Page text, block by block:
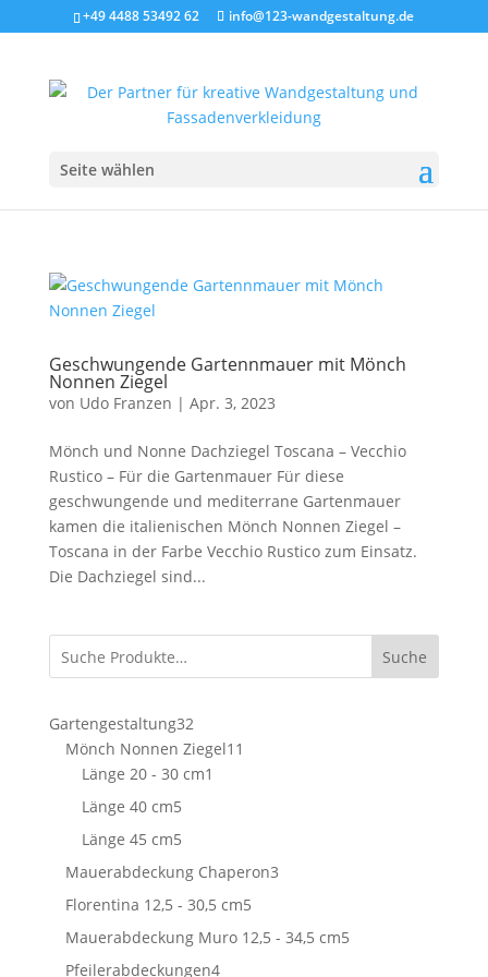
+49 4488 53492 62 info@123-wandgestaltung.de
Seite wählen
Geschwungende Gartennmauer mit Mönch
Nonnen Ziegel
von Udo Franzen | Apr. 3, 2023
Mönch und Nonne Dachziegel Toscana – Vecchio
Rustico – Für die Gartenmauer Für diese
geschwungende und mediterrane Gartenmauer
kamen die italienischen Mönch Nonnen Ziegel –
Toscana in der Farbe Vecchio Rustico zum Einsatz.
Die Dachziegel sind...
Suche
Gartengestaltung3232
Produkte
Mönch Nonnen Ziegel11
Länge 20 - 30 cm1
Länge 40 cm55
Produkte
Länge 45 cm55
Produkte
Mauerabdeckung Chaperon33
Florentina 12,5 - 30,5 cm55
Produkte
Mauerabdeckung Muro 12,5 - 34,5 cm55
Pfeilerabdeckungen44